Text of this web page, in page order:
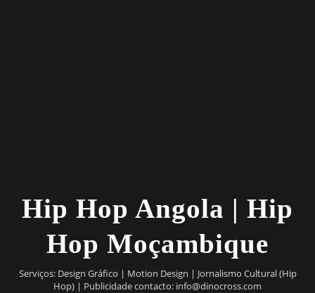
Hip Hop Angola | Hip
Hop Moçambique
Serviços: Design Gráfico | Motion Design | Jornalismo Cultural (Hip
Hop) | Publicidade contacto: info@dinocross.com